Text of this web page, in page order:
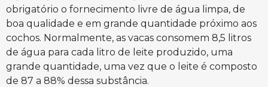
obrigatório o fornecimento livre de água limpa, de
boa qualidade e em grande quantidade próximo aos
cochos. Normalmente, as vacas consomem 8,5 litros
de água para cada litro de leite produzido, uma
grande quantidade, uma vez que o leite é composto
de 87 a 88% dessa substância.